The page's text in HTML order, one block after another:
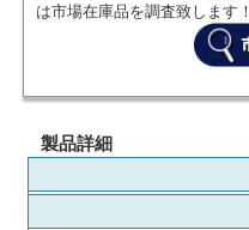
は市場在庫品を調査致します！
製品詳細